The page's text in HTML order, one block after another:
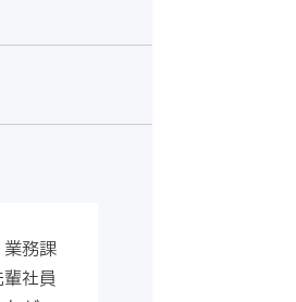
務課
社員